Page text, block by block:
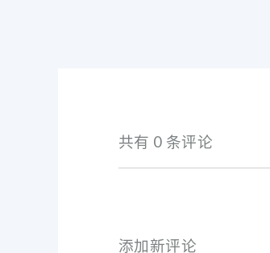
共有 0 条评论
添加新评论